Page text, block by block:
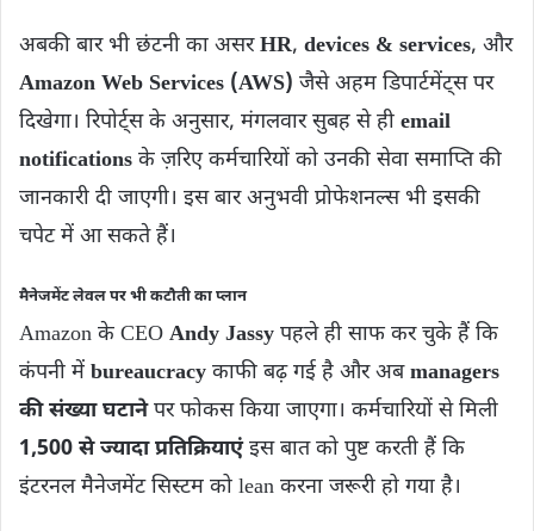
अबकी बार भी छंटनी का असरHR, devices & services, और
Amazon Web Services (AWS) जैसे अहम डिपार्टमेंट्स पर
दिखेगा। रिपोर्ट्स के अनुसार, मंगलवार सुबह से ही email
notifications के ज़रिए कर्मचारियों को उनकी सेवा समाप्ति की
जानकारी दी जाएगी। इस बार अनुभवी प्रोफेशनल्स भी इसकी
चपेट में आ सकते हैं।
मैनेजमेंट लेवल पर भी कटौती का प्लान
Amazon के CEO Andy Jassy पहले ही साफ कर चुके हैं कि
कंपनी में bureaucracy काफी बढ़ गई है और अबmanagers
की संख्या घटानेपर फोकस किया जाएगा। कर्मचारियों से मिली
1,500 से ज्यादा प्रतिक्रियाएंइस बात को पुष्ट करती हैं कि
इंटरनल मैनेजमेंट सिस्टम को lean करना जरूरी हो गया है।